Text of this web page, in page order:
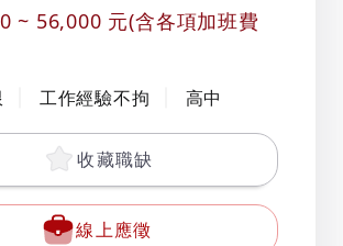
~ 56,000 元(含各項加班費
工作經驗不拘 高中
收藏職缺
線上應徵